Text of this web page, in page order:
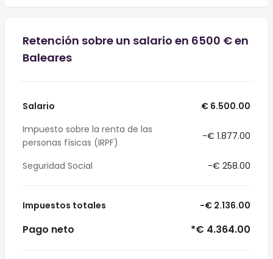
Retención sobre un salario en 6500 € en
Baleares
Salario
€ 6.500.00
Impuesto sobre la renta de las
personas físicas (IRPF)
-€ 1.877.00
Seguridad Social -€ 258.00
Impuestos totales -€ 2.136.00
Pago neto *€ 4.364.00